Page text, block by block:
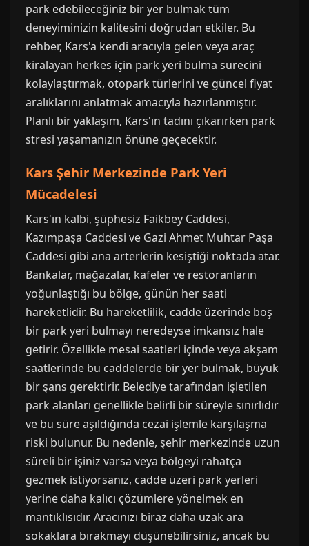
park edebileceğiniz bir yer bulmak tüm
deneyiminizin kalitesini doğrudan etkiler. Bu
rehber, Kars'a kendi aracıyla gelen veya araç
kiralayan herkes için park yeri bulma sürecini
kolaylaştırmak, otopark türlerini ve güncel fiyat
aralıklarını anlatmak amacıyla hazırlanmıştır.
Planlı bir yaklaşım, Kars'ın tadını çıkarırken park
stresi yaşamanızın önüne geçecektir.
Kars Şehir Merkezinde Park Yeri
Mücadelesi
Kars'ın kalbi, şüphesiz Faikbey Caddesi,
Kazımpaşa Caddesi ve Gazi Ahmet Muhtar Paşa
Caddesi gibi ana arterlerin kesiştiği noktada atar.
Bankalar, mağazalar, kafeler ve restoranların
yoğunlaştığı bu bölge, günün her saati
hareketlidir. Bu hareketlilik, cadde üzerinde boş
bir park yeri bulmayı neredeyse imkansız hale
getirir. Özellikle mesai saatleri içinde veya akşam
saatlerinde bu caddelerde bir yer bulmak, büyük
bir şans gerektirir. Belediye tarafından işletilen
park alanları genellikle belirli bir süreyle sınırlıdır
ve bu süre aşıldığında cezai işlemle karşılaşma
riski bulunur. Bu nedenle, şehir merkezinde uzun
süreli bir işiniz varsa veya bölgeyi rahatça
gezmek istiyorsanız, cadde üzeri park yerleri
yerine daha kalıcı çözümlere yönelmek en
mantıklısıdır. Aracınızı biraz daha uzak ara
sokaklara bırakmayı düşünebilirsiniz, ancak bu